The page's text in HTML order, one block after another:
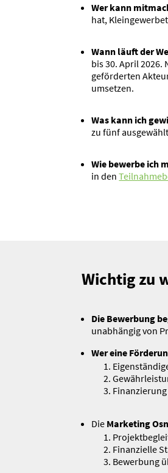
Wer kann
hat,
Wann läuft der
bis 30. April 2026.
geför­derten
umsetzen.
Was kann ich
zu fünf
Wie bewerbe ich
in den
Wichtig zu
Die Bewerbung
unabhängig von
Wer eine
Die Marketing
Finan­zielle
Bewerbung